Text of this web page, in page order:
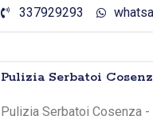
337929293
Pulizia Serbatoi
Pulizia Serbatoi Cosenza